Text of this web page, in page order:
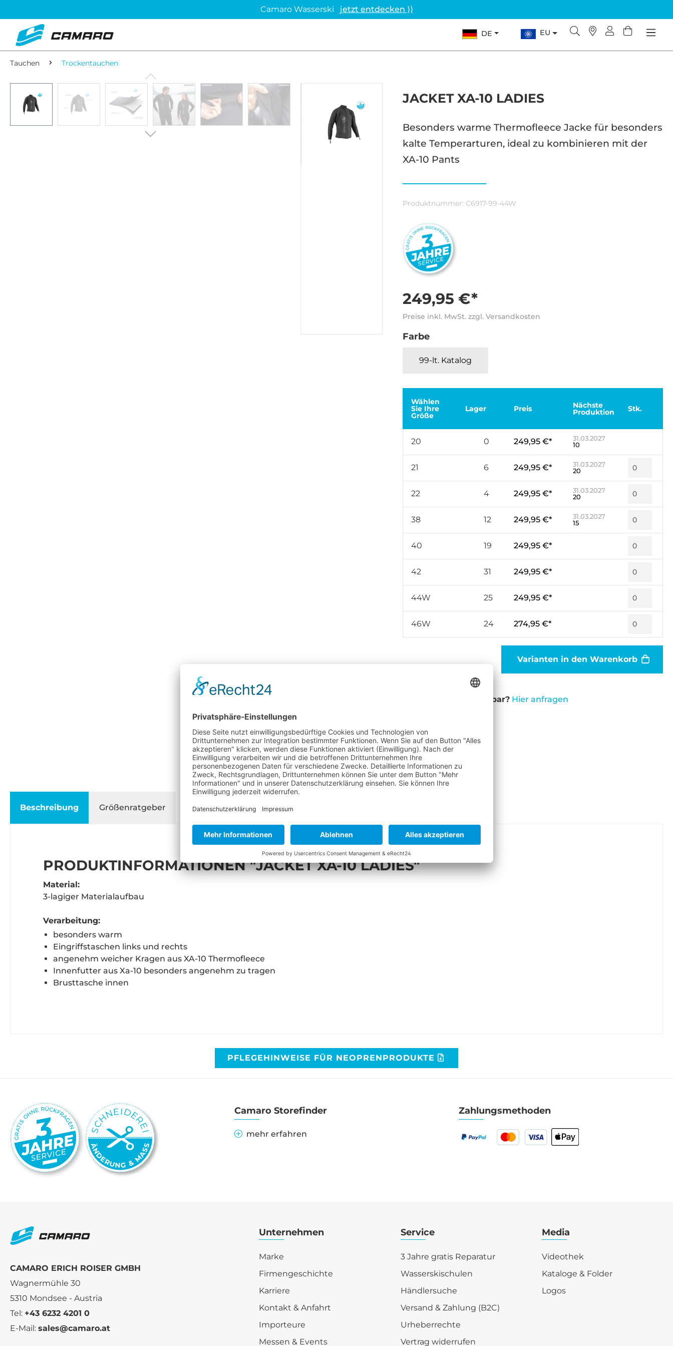
Camaro Wasserski jetzt entdecken ⟩⟩
DE EU
Tauchen Trockentauchen
JACKET XA-10 LADIES
Besonders warme Thermofleece Jacke für besonders
kalte Temperarturen, ideal zu kombinieren mit der
XA-10 Pants
Produktnummer: C6917-99-44W
249,95 €*
Preise inkl. MwSt. zzgl. Versandkosten
Farbe
99-lt. Katalog
Wählen
Sie Ihre
Größe
Lager Preis Nächste
Produktion Stk.
20 0 249,95 €*
31.03.2027
10
21 6 249,95 €*
31.03.2027
20
22 4 249,95 €*
31.03.2027
20
38 12 249,95 €*
31.03.2027
15
40 19 249,95 €*
42 31 249,95 €*
44W 25 249,95 €*
46W 24 274,95 €*
Varianten in den Warenkorb
Produkt nicht verfügbar? Hier anfragen
Beschreibung Größenratgeber
PRODUKTINFORMATIONEN "JACKET XA-10 LADIES"
Material:
3-lagiger Materialaufbau
Verarbeitung:
besonders warm
Eingriffstaschen links und rechts
angenehm weicher Kragen aus XA-10 Thermofleece
Innenfutter aus Xa-10 besonders angenehm zu tragen
Brusttasche innen
PFLEGEHINWEISE FÜR NEOPRENPRODUKTE
Camaro Storefinder
mehr erfahren
Zahlungsmethoden
CAMARO ERICH ROISER GMBH
Wagnermühle 30
5310 Mondsee - Austria
Tel: +43 6232 4201 0
E-Mail: sales@camaro.at
Unternehmen
Marke
Firmengeschichte
Karriere
Kontakt & Anfahrt
Importeure
Messen & Events
Service
3 Jahre gratis Reparatur
Wasserskischulen
Händlersuche
Versand & Zahlung (B2C)
Urheberrechte
Vertrag widerrufen
Media
Videothek
Kataloge & Folder
Logos